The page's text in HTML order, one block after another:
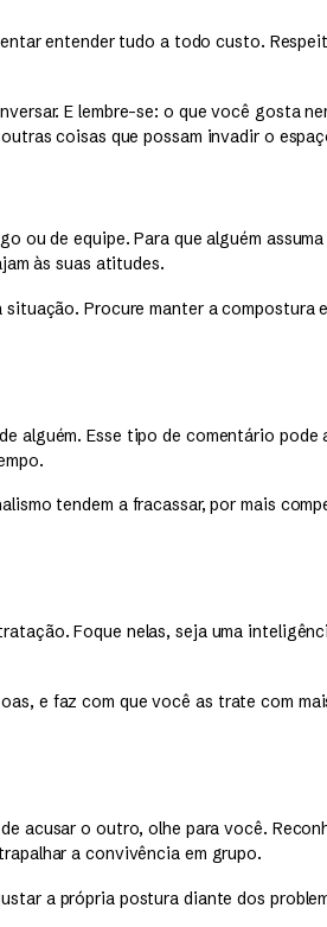
entender tudo a todo custo.
E lembre-se: o que você gosta
coisas que possam invadir o
ou de equipe. Para que alguém
às suas atitudes.
Procure manter a compostura
alguém. Esse tipo de comentário pode
tendem a fracassar, por mais
Foque nelas, seja uma
e faz com que você as trate com
acusar o outro, olhe para você.
a convivência em grupo.
a própria postura diante dos